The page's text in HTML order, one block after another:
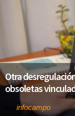
Otra
obsoletas
infocampo